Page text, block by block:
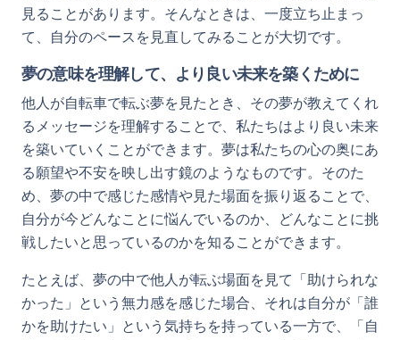
見ることがあります。そんなときは、一度立ち止まっ
て、自分のペースを見直してみることが大切です。
夢の意味を理解して、より良い未来を築くために
他人が自転車で転ぶ夢を見たとき、その夢が教えてくれ
るメッセージを理解することで、私たちはより良い未来
を築いていくことができます。夢は私たちの心の奥にあ
る願望や不安を映し出す鏡のようなものです。そのた
め、夢の中で感じた感情や見た場面を振り返ることで、
自分が今どんなことに悩んでいるのか、どんなことに挑
戦したいと思っているのかを知ることができます。
たとえば、夢の中で他人が転ぶ場面を見て「助けられな
かった」という無力感を感じた場合、それは自分が「誰
かを助けたい」という気持ちを持っている一方で、「自